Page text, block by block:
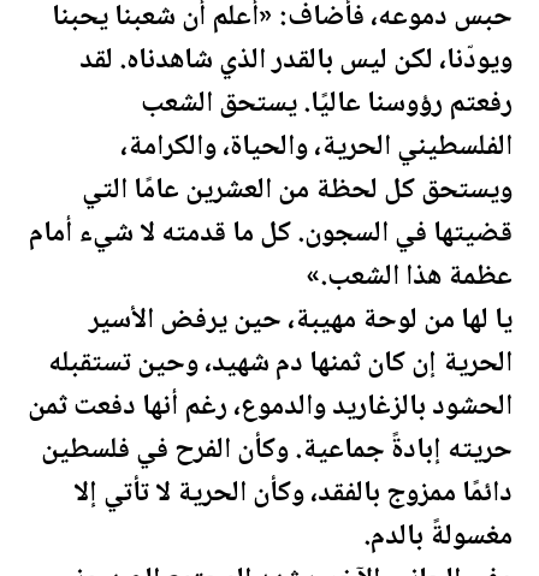
حبس دموعه، فأضاف: «أعلم أن شعبنا يحبنا
ويودّنا، لكن ليس بالقدر الذي شاهدناه. لقد
رفعتم رؤوسنا عاليًا. يستحق الشعب
الفلسطيني الحرية، والحياة، والكرامة،
ويستحق كللحظةمن العشرين عامًا التي
قضيتها في السجون. كل ما قدمته لا شيء أمام
عظمة هذا الشعب.»
يا لها من لوحة مهيبة، حين يرفض الأسير
الحرية إن كان ثمنها دم شهيد، وحين تستقبله
الحشود بالزغاريد والدموع، رغم أنها دفعت ثمن
حريته إبادةً جماعية. وكأن الفرح فيفلسطين
دائمًا ممزوج بالفقد، وكأن الحرية لا تأتي إلا
مغسولةً بالدم.